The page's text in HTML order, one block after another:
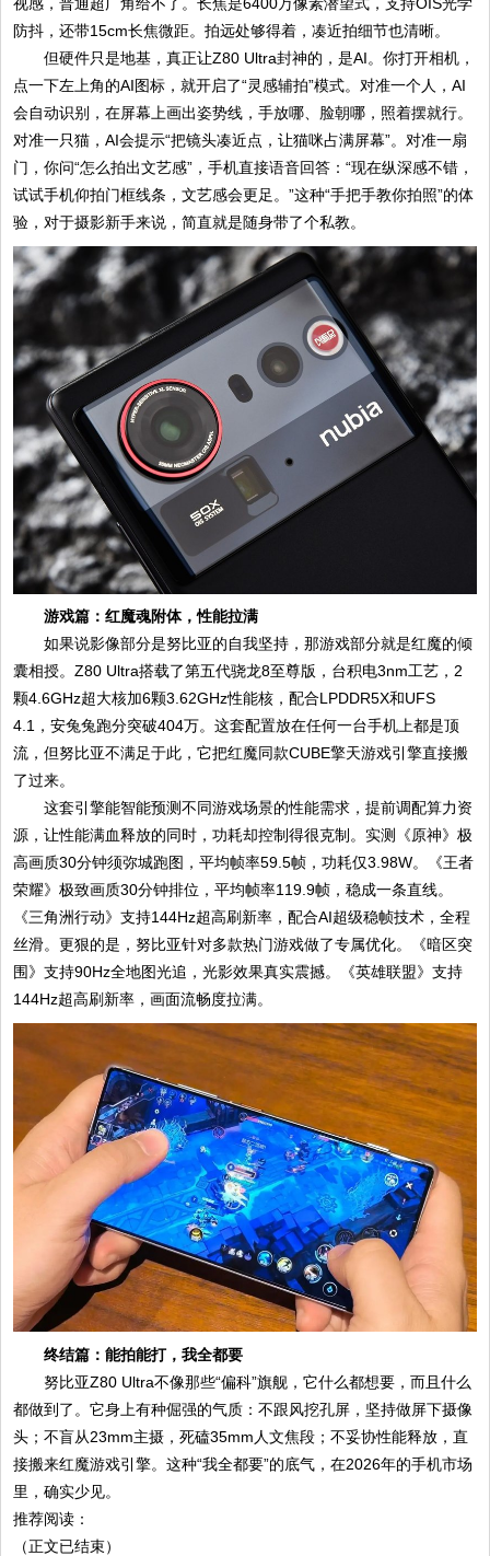
视感，普通超广角给不了。长焦是6400万像素潜望式，支持OIS光学
防抖，还带15cm长焦微距。拍远处够得着，凑近拍细节也清晰。
但硬件只是地基，真正让Z80 Ultra封神的，是AI。你打开相机，
点一下左上角的AI图标，就开启了“灵感辅拍”模式。对准一个人，AI
会自动识别，在屏幕上画出姿势线，手放哪、脸朝哪，照着摆就行。
对准一只猫，AI会提示“把镜头凑近点，让猫咪占满屏幕”。对准一扇
门，你问“怎么拍出文艺感”，手机直接语音回答：“现在纵深感不错，
试试手机仰拍门框线条，文艺感会更足。”这种“手把手教你拍照”的体
验，对于摄影新手来说，简直就是随身带了个私教。
游戏篇：红魔魂附体，性能拉满
如果说影像部分是努比亚的自我坚持，那游戏部分就是红魔的倾
囊相授。Z80 Ultra搭载了第五代骁龙8至尊版，台积电3nm工艺，2
颗4.6GHz超大核加6颗3.62GHz性能核，配合LPDDR5X和UFS
4.1，安兔兔跑分突破404万。这套配置放在任何一台手机上都是顶
流，但努比亚不满足于此，它把红魔同款CUBE擎天游戏引擎直接搬
了过来。
这套引擎能智能预测不同游戏场景的性能需求，提前调配算力资
源，让性能满血释放的同时，功耗却控制得很克制。实测《原神》极
高画质30分钟须弥城跑图，平均帧率59.5帧，功耗仅3.98W。《王者
荣耀》极致画质30分钟排位，平均帧率119.9帧，稳成一条直线。
《三角洲行动》支持144Hz超高刷新率，配合AI超级稳帧技术，全程
丝滑。更狠的是，努比亚针对多款热门游戏做了专属优化。《暗区突
围》支持90Hz全地图光追，光影效果真实震撼。《英雄联盟》支持
144Hz超高刷新率，画面流畅度拉满。
终结篇：能拍能打，我全都要
努比亚Z80 Ultra不像那些“偏科”旗舰，它什么都想要，而且什么
都做到了。它身上有种倔强的气质：不跟风挖孔屏，坚持做屏下摄像
头；不盲从23mm主摄，死磕35mm人文焦段；不妥协性能释放，直
接搬来红魔游戏引擎。这种“我全都要”的底气，在2026年的手机市场
里，确实少见。
推荐阅读：
（正文已结束）